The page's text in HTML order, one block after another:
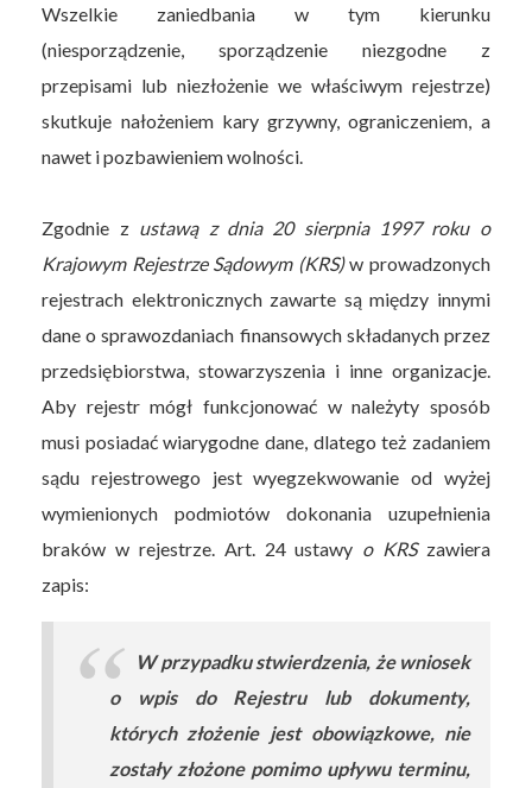
Wszelkie zaniedbania w tym kierunku
(niesporządzenie, sporządzenie niezgodne z
przepisami lub niezłożenie we właściwym rejestrze)
skutkuje nałożeniem kary grzywny, ograniczeniem, a
nawet i pozbawieniem wolności.
Zgodnie z ustawą z dnia 20 sierpnia 1997 roku o
Krajowym Rejestrze Sądowym (KRS)w prowadzonych
rejestrach elektronicznych zawarte są między innymi
dane o sprawozdaniach finansowych składanych przez
przedsiębiorstwa, stowarzyszenia i inne organizacje.
Aby rejestr mógł funkcjonować w należyty sposób
musi posiadać wiarygodne dane, dlatego też zadaniem
sądu rejestrowego jest wyegzekwowanie od wyżej
wymienionych podmiotów dokonania uzupełnienia
braków w rejestrze. Art. 24 ustawy o KRSzawiera
zapis:
W przypadku stwierdzenia, że wniosek
o wpis do Rejestru lub dokumenty,
których złożenie jest obowiązkowe, nie
zostały złożone pomimo upływu terminu,